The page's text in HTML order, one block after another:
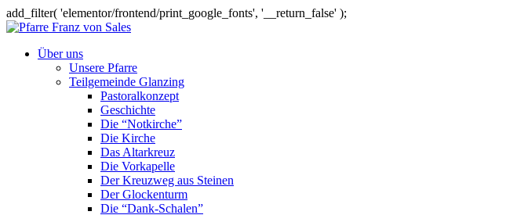
add_filter( 'elementor/frontend/print_google_fonts', '__return_false' );
Über uns
Unsere Pfarre
Teilgemeinde Glanzing
Pastoralkonzept
Geschichte
Die “Notkirche”
Die Kirche
Das Altarkreuz
Die Vorkapelle
Der Kreuzweg aus Steinen
Der Glockenturm
Die “Dank-Schalen”